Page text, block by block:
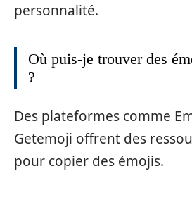
personnalité.
Où puis-je trouver des
?
Des plateformes comme
Getemoji offrent des
pour copier des émojis.